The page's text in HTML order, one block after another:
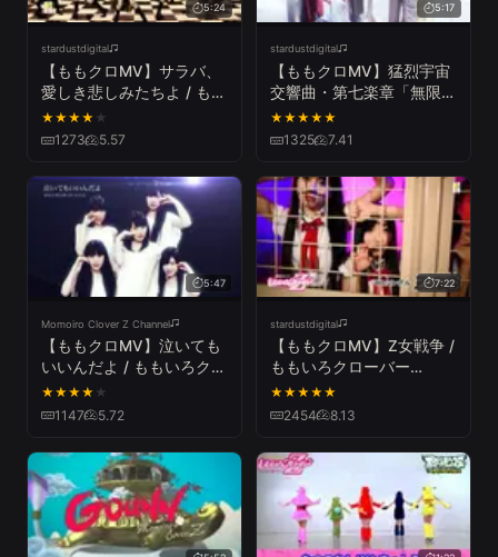
5:24
stardustdigital
【ももクロMV】サラバ、
愛しき悲しみたちよ / もも
いろクローバー
Z（MOMOIRO CLOVER Z
KANASHIMI TACHIYO）
★★★★ ★
1273 5.57
5:17
stardustdigital
【ももクロMV】猛烈宇宙
交響曲・第七楽章「無限の
愛」 / ももいろクローバー
Z（MOURETSU UCHUU
NANA GAKUSHOU
"MUGEN NO AI”）
★★★★★
1325 7.41
5:47
Momoiro Clover Z Channel
【ももクロMV】泣いても
いいんだよ / ももいろクロ
ーバーZ（NAITEMO
IINDAYO／MOMOIRO
★★★★ ★
1147 5.72
7:22
stardustdigital
【ももクロMV】Z女戦争 /
ももいろクローバー
Z（MOMOIRO CLOVER Z
／OTOME SENSOU）
★★★★★
2454 8.13